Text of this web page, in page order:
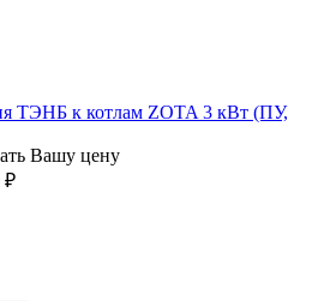
ТЭНБ к котлам ZOTA 3 кВт (ПУ,
Вашу цену
₽